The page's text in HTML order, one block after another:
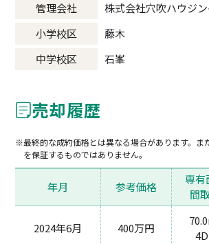
管理会社
株式会社穴吹ハウジ
小学校区
藤木
中学校区
石峯
売却履歴
最終的な成約価格とは異なる場合があります。ま
を保証するものではありません。
年月 参考価格
専有
間
2024年6月 400万円